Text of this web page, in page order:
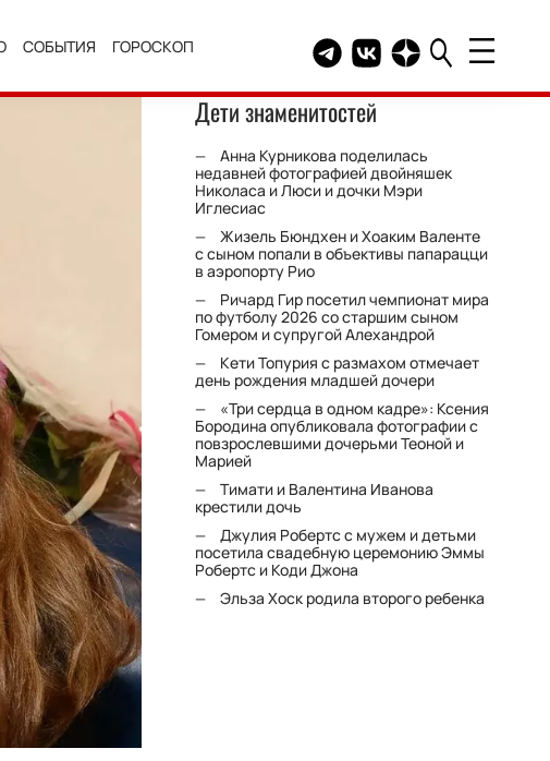
СОБЫТИЯ ГОРОСКОП Telegram канал HELLO
Группа HELLO
Канал HELLO в
Дети знаменитостей
Анна Курникова поделилась
недавней фотографией двойняшек
Николаса и Люси и дочки Мэри
Иглесиас
Жизель Бюндхен и Хоаким Валенте
с сыном попали в объективы папарацци
в аэропорту Рио
Ричард Гир посетил чемпионат мира
по футболу 2026 со старшим сыном
Гомером и супругой Алехандрой
Кети Топурия с размахом отмечает
день рождения младшей дочери
«Три сердца в одном кадре»: Ксения
Бородина опубликовала фотографии с
повзрослевшими дочерьми Теоной и
Марией
Тимати и Валентина Иванова
крестили дочь
Джулия Робертс с мужем и детьми
посетила свадебную церемонию Эммы
Робертс и Коди Джона
Эльза Хоск родила второго ребенка